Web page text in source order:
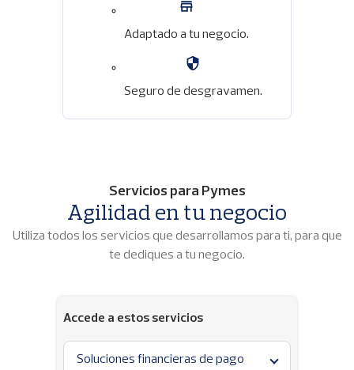
Adaptado a tu negocio.
Seguro de desgravamen.
Servicios para Pymes
Agilidad en tu negocio
Utiliza todos los servicios que desarrollamos para ti, para que
te dediques a tu negocio.
Accede a estos servicios
Soluciones financieras de pago